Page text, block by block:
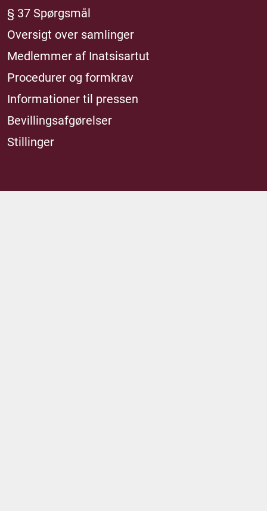
§ 37 Spørgsmål
Oversigt over samlinger
Medlemmer af Inatsisartut
Procedurer og formkrav
Informationer til pressen
Bevillingsafgørelser
Stillinger